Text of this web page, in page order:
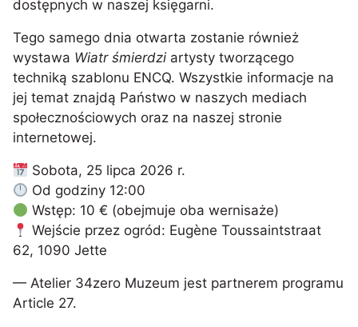
dostępnych w naszej księgarni.
Tego samego dnia otwarta zostanie również
wystawa Wiatr śmierdzi artysty tworzącego
techniką szablonu ENCQ. Wszystkie informacje na
jej temat znajdą Państwo w naszych mediach
społecznościowych oraz na naszej stronie
internetowej.
Sobota, 25 lipca 2026 r.
Od godziny 12:00
Wstęp: 10 € (obejmuje oba wernisaże)
Wejście przez ogród: Eugène Toussaintstraat
62, 1090 Jette
— Atelier 34zero Muzeum jest partnerem programu
Article 27.